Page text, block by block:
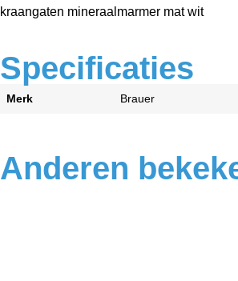
kraangaten mineraalmarmer mat wit
Specificaties
Merk Brauer
Anderen